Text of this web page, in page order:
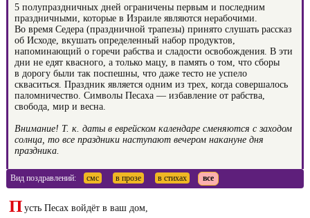
5 полупраздничных дней ограничены первым и последним
праздничными, которые в Израиле являются нерабочими.
Во время Седера (праздничной трапезы) принято слушать рассказ
об Исходе, вкушать определенный набор продуктов,
напоминающий о горечи рабства и сладости освобождения. В эти
дни не едят квасного, а только мацу, в память о том, что сборы
в дорогу были так поспешны, что даже тесто не успело
скваситься. Праздник является одним из трех, когда совершалось
паломничество. Символы Песаха — избавление от рабства,
свобода, мир и весна.
Внимание! Т. к. даты в еврейском календаре сменяются с заходом
солнца, то все праздники наступают вечером накануне дня
праздника.
Вид поздравлений: смс в прозе в стихах все
П усть Песах войдёт в ваш дом,